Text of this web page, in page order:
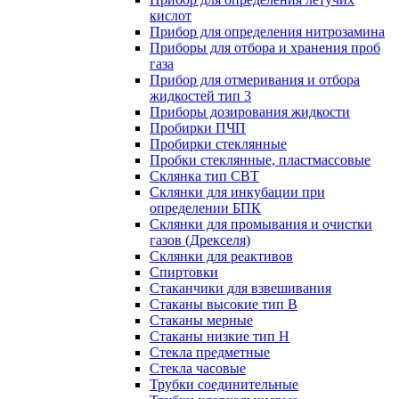
кислот
Прибор для определения нитрозамина
Приборы для отбора и хранения проб
газа
Прибор для отмеривания и отбора
жидкостей тип 3
Приборы дозирования жидкости
Пробирки ПЧП
Пробирки стеклянные
Пробки стеклянные, пластмассовые
Склянка тип СВТ
Склянки для инкубации при
определении БПК
Склянки для промывания и очистки
газов (Дрекселя)
Склянки для реактивов
Спиртовки
Стаканчики для взвешивания
Стаканы высокие тип В
Стаканы мерные
Стаканы низкие тип Н
Стекла предметные
Стекла часовые
Трубки соединительные